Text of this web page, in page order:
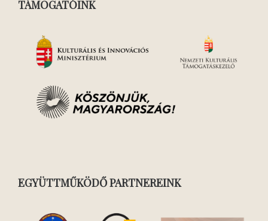
TÁMOGATÓINK
EGYÜTTMŰKÖDŐ PARTNEREINK